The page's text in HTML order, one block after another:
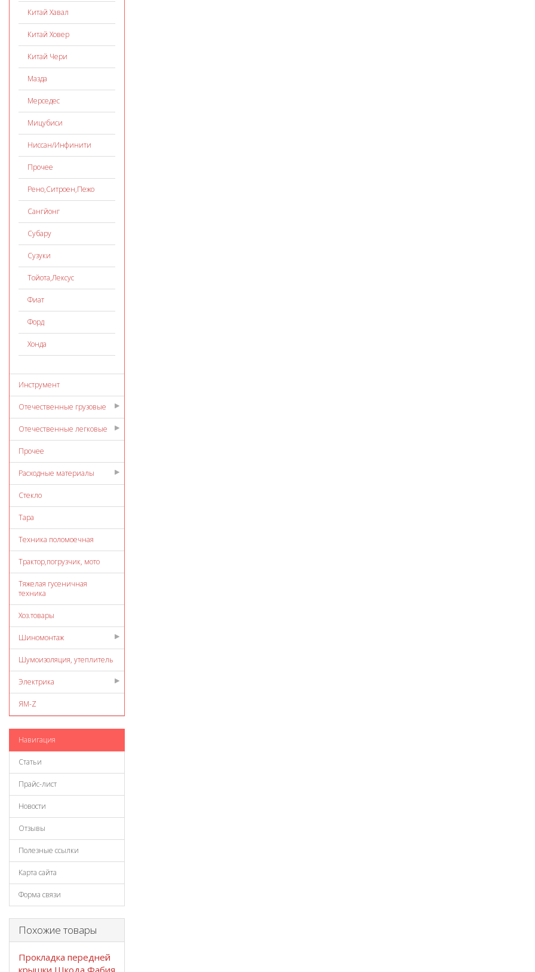
Китай Хавал
Китай Ховер
Китай Чери
Мазда
Мерседес
Мицубиси
Ниссан/Инфинити
Прочее
Рено,Ситроен,Пежо
Сангйонг
Субару
Сузуки
Тойота,Лексус
Фиат
Форд
Хонда
Инструмент
Отечественные грузовые
Отечественные легковые
Прочее
Расходные материалы
Стекло
Тара
Техника поломоечная
Трактор,погрузчик, мото
Тяжелая гусеничная
техника
Хоз.товары
Шиномонтаж
Шумоизоляция, утеплитель
Электрика
ЯМ-Z
Навигация
Статьи
Прайс-лист
Новости
Отзывы
Полезные ссылки
Карта сайта
Форма связи
Похожие товары
Прокладка передней
крышки Шкода Фабия